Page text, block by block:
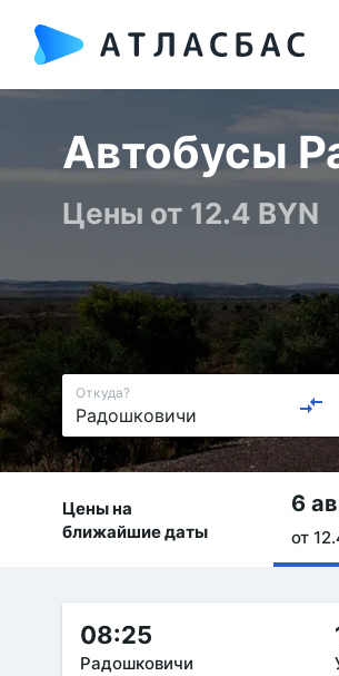
Автобусы
Цены от 12.4 BYN
Откуда?
Цены на
ближайшие даты
6
от
08:25
Радошковичи